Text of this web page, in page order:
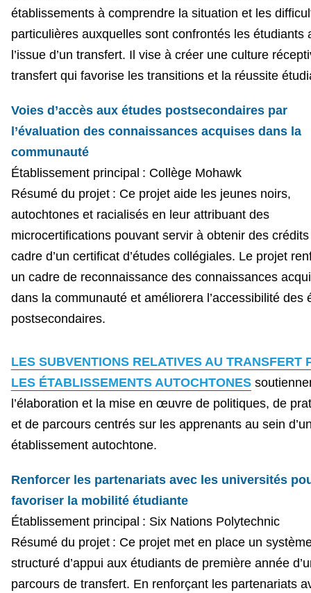
établissements à comprendre la situation et les
particulières auxquelles sont confrontés les étudiants
l’issue d’un transfert. Il vise à créer une culture
transfert qui favorise les transitions et la réussite
Voies d’accès aux études postsecondaires par
l’évaluation des connaissances acquises dans la
communauté
Établissement principal : Collège Mohawk
Résumé du projet : Ce projet aide les jeunes noirs,
autochtones et racialisés en leur attribuant des
microcertifications pouvant servir à obtenir des
cadre d’un certificat d’études collégiales. Le projet
un cadre de reconnaissance des connaissances
dans la communauté et améliorera l’accessibilité des
postsecondaires.
LES SUBVENTIONS RELATIVES AU TRANSFERT
LES ÉTABLISSEMENTS AUTOCHTONES
l’élaboration et la mise en œuvre de politiques, de
et de parcours centrés sur les apprenants au sein
établissement autochtone.
Renforcer les partenariats avec les universités
favoriser la mobilité étudiante
Établissement principal : Six Nations Polytechnic
Résumé du projet : Ce projet met en place un
structuré d’appui aux étudiants de première année
parcours de transfert. En renforçant les partenariats